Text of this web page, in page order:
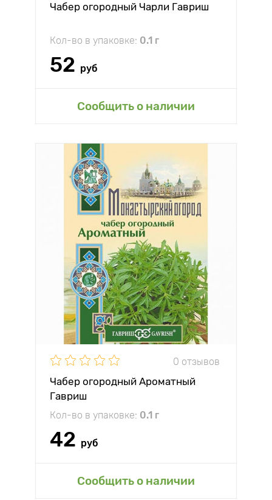
Чабер огородный Чарли Гавриш
Кол-во в упаковке: 0.1 г
52 руб
Сообщить о наличии
0 отзывов
Чабер огородный Ароматный
Гавриш
Кол-во в упаковке: 0.1 г
42 руб
Сообщить о наличии